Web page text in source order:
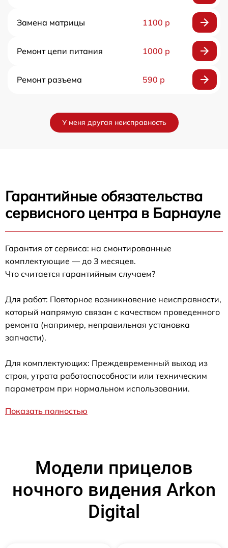
Замена матрицы 1100 р
Ремонт цепи питания 1000 р
Ремонт разъема 590 р
У меня другая неисправность
Гарантийные обязательства
сервисного центра в Барнауле
Гарантия от сервиса: на смонтированные
комплектующие — до 3 месяцев.
Что считается гарантийным случаем?
Для работ: Повторное возникновение неисправности,
который напрямую связан с качеством проведенного
ремонта (например, неправильная установка
запчасти).
Для комплектующих: Преждевременный выход из
строя, утрата работоспособности или техническим
параметрам при нормальном использовании.
Показать полностью
Модели прицелов
ночного видения Arkon
Digital